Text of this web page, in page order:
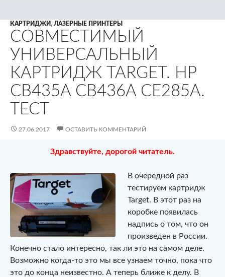
КАРТРИДЖИ, ЛАЗЕРНЫЕ ПРИНТЕРЫ
СОВМЕСТИМЫЙ
УНИВЕРСАЛЬНЫЙ
КАРТРИДЖ TARGET. HP
CB435A CB436A CE285A.
ТЕСТ
27.06.2017 ОСТАВИТЬ КОММЕНТАРИЙ
Здравствуйте, дорогой читатель.
В очередной раз
тестируем картридж
Target. В этот раз на
коробке появилась
надпись о том, что он
произведен в России.
Конечно стало интересно, так ли это на самом деле.
Возможно когда-то это мы все узнаем точно, пока что
это до конца неизвестно. А теперь ближе к делу. В